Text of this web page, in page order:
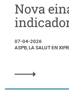
Nova
07-04-2026
ASPB, LA SALUT EN